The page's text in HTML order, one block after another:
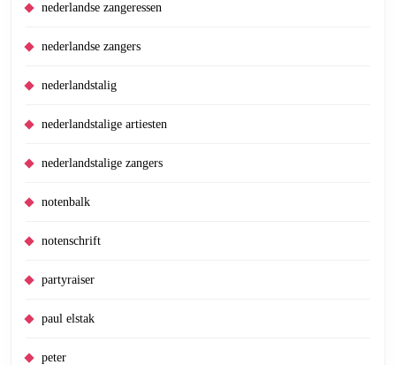
nederlandse zangeressen
nederlandse zangers
nederlandstalig
nederlandstalige artiesten
nederlandstalige zangers
notenbalk
notenschrift
partyraiser
paul elstak
peter